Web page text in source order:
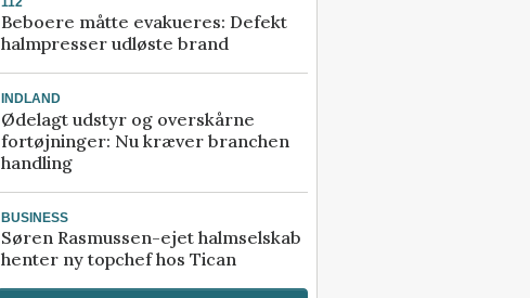
Beboere måtte evakueres: Defekt
halmpresser udløste brand
INDLAND
Ødelagt udstyr og overskårne
fortøjninger: Nu kræver branchen
handling
BUSINESS
Søren Rasmussen-ejet halmselskab
henter ny topchef hos Tican